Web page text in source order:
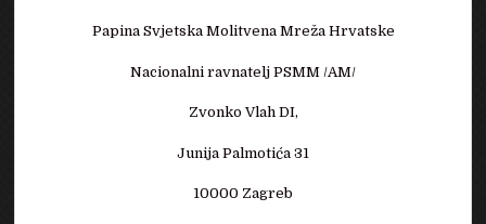
Papina Svjetska Molitvena Mreža Hrvatske
Nacionalni ravnatelj PSMM /AM/
Zvonko Vlah DI,
Junija Palmotića 31
10000 Zagreb